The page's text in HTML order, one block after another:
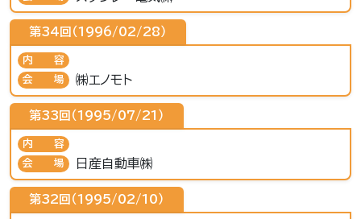
第34回（1996/02/28）
内容
会場
㈱エノモト
第33回（1995/07/21）
内容
会場
日産自動車㈱
第32回（1995/02/10）